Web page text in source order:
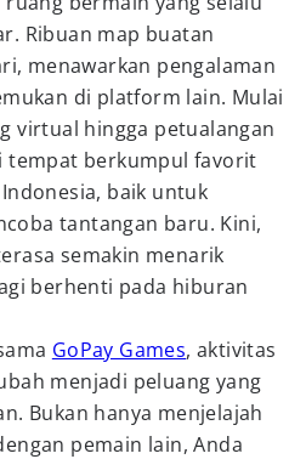
Ribuan map buatan
menawarkan pengalaman
di platform lain. Mulai
virtual hingga petualangan
tempat berkumpul favorit
baik untuk
tantangan baru. Kini,
semakin menarik
berhenti pada hiburan
GoPay Games, aktivitas
menjadi peluang yang
Bukan hanya menjelajah
pemain lain, Anda